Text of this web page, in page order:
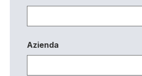
Azienda